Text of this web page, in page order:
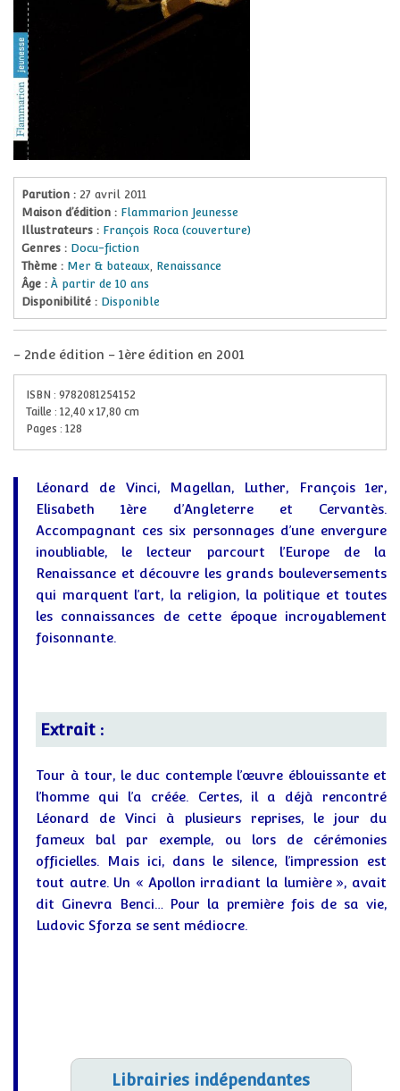
Parution : 27 avril 2011
Maison d’édition : Flammarion Jeunesse
Illustrateurs : François Roca (couverture)
Genres : Docu-fiction
Thème : Mer & bateaux Renaissance
Âge :À partir de 10 ans
Disponibilité : Disponible
- 2nde édition - 1ère édition en 2001
ISBN : 9782081254152
Taille : 12,40 x 17,80 cm
Pages : 128
Léonard de Vinci, Magellan, Luther, François 1er,
Elisabeth 1ère d’Angleterre et Cervantès.
Accompagnant ces six personnages d’une envergure
inoubliable, le lecteur parcourt l’Europe de la
Renaissance et découvre les grands bouleversements
qui marquent l’art, la religion, la politique et toutes
les connaissances de cette époque incroyablement
foisonnante.
Extrait :
Tour à tour, le duc contemple l’œuvre éblouissante et
l’homme qui l’a créée. Certes, il a déjà rencontré
Léonard de Vinci à plusieurs reprises, le jour du
fameux bal par exemple, ou lors de cérémonies
officielles. Mais ici, dans le silence, l’impression est
tout autre. Un « Apollon irradiant la lumière », avait
dit Ginevra Benci… Pour la première fois de sa vie,
Ludovic Sforza se sent médiocre.
Librairies indépendantes